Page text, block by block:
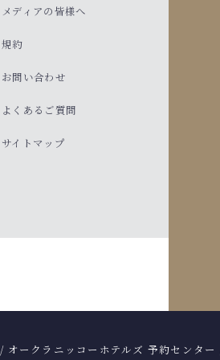
メディアの皆様へ
規約
お問い合わせ
よくあるご質問
サイトマップ
/ オークラニッコーホテルズ 予約センター